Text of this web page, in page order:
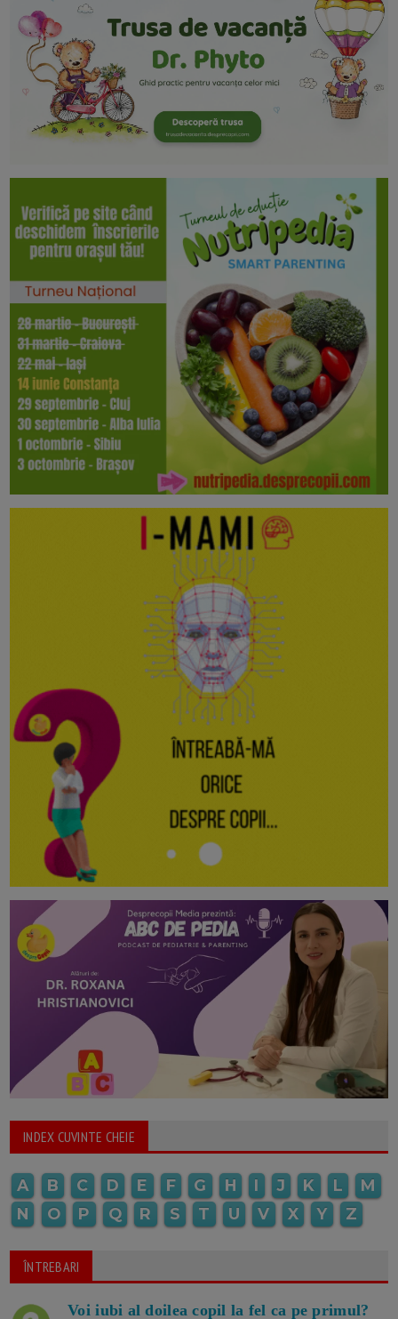
INDEX CUVINTE CHEIE
A B C D E F G H I J K L
M
N
O P Q R S T U V X Y Z
ÎNTREBARI
Voi iubi al doilea copil la fel ca pe primul?